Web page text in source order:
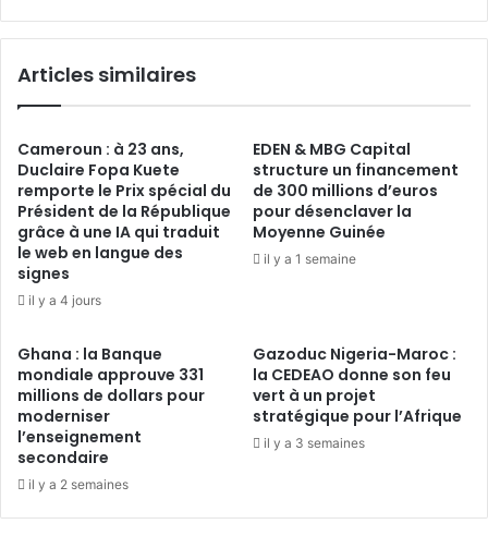
Articles similaires
Cameroun : à 23 ans,
Duclaire Fopa Kuete
remporte le Prix spécial du
Président de la République
grâce à une IA qui traduit
le web en langue des
signes
il y a 4 jours
EDEN & MBG Capital
structure un financement
de 300 millions d’euros
pour désenclaver la
Moyenne Guinée
il y a 1 semaine
Ghana : la Banque
mondiale approuve 331
millions de dollars pour
moderniser
l’enseignement
secondaire
il y a 2 semaines
Gazoduc Nigeria-Maroc :
la CEDEAO donne son feu
vert à un projet
stratégique pour l’Afrique
il y a 3 semaines